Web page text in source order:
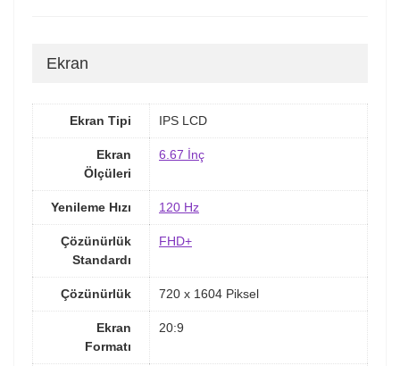
Ekran
Ekran Tipi IPS LCD
Ekran
Ölçüleri
6.67 İnç
Yenileme Hızı 120 Hz
Çözünürlük
Standardı
FHD+
Çözünürlük 720 x 1604 Piksel
Ekran
Formatı
20:9